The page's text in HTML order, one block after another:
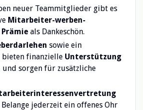
neuer Teammitglieder gibt es
Mitarbeiter-werben-
als Dankeschön.
sowie ein
bieten finanzielle Unterstützung
und sorgen für zusätzliche
jederzeit ein offenes Ohr